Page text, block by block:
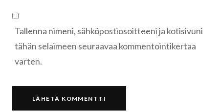
Tallenna nimeni, sähköpostiosoitteeni ja kotisivuni
tähän selaimeen seuraavaa kommentointikertaa
varten.